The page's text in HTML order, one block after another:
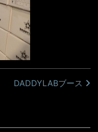
DADDYLABブース